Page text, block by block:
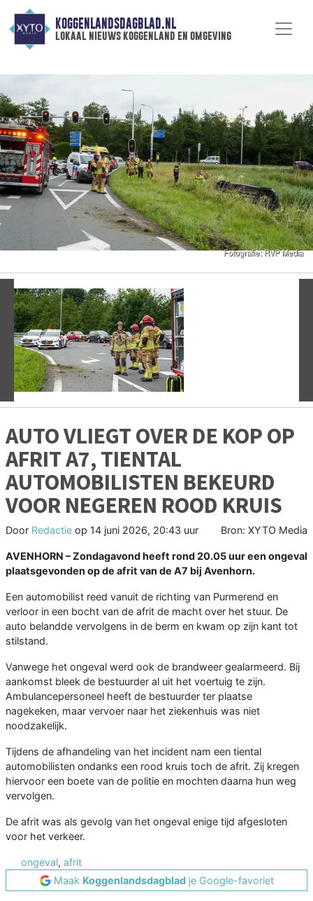
KOGGENLANDSDAGBLAD.NL
lokaal nieuws koggenland en omgeving
Vorige
AUTO VLIEGT OVER DE KOP OP
AFRIT A7, TIENTAL
AUTOMOBILISTEN BEKEURD
VOOR NEGEREN ROOD KRUIS
Door Redactie op 14 juni 2026, 20:43 uur Bron: XYTO Media
AVENHORN – Zondagavond heeft rond 20.05 uur een ongeval
plaatsgevonden op de afrit van de A7 bij Avenhorn.
Een automobilist reed vanuit de richting van Purmerend en
verloor in een bocht van de afrit de macht over het stuur. De
auto belandde vervolgens in de berm en kwam op zijn kant tot
stilstand.
Vanwege het ongeval werd ook de brandweer gealarmeerd. Bij
aankomst bleek de bestuurder al uit het voertuig te zijn.
Ambulancepersoneel heeft de bestuurder ter plaatse
nagekeken, maar vervoer naar het ziekenhuis was niet
noodzakelijk.
Tijdens de afhandeling van het incident nam een tiental
automobilisten ondanks een rood kruis toch de afrit. Zij kregen
hiervoor een boete van de politie en mochten daarna hun weg
vervolgen.
De afrit was als gevolg van het ongeval enige tijd afgesloten
voor het verkeer.
ongeval, afrit
Maak Koggenlandsdagbladje Google-favoriet